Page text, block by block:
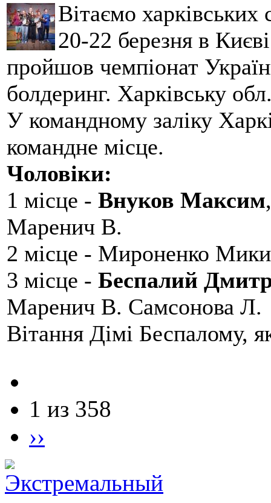
Вітаємо
20-22 березня в
пройшов чемпіонат
болдеринг. Харківську
У командному заліку
командне місце.
Чоловіки:
1 місце - Внуков Максим
Маренич В.
2 місце - Мироненко
3 місце - Беспалий
Маренич В. Самсонова Л.
Вітання Дімі Беспалому,
1 из 358
››